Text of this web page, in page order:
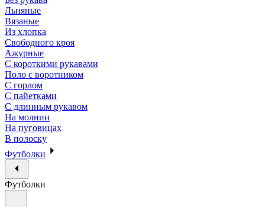
Льняные
Вязаные
Из хлопка
Свободного кроя
Ажурные
С короткими рукавами
Поло с воротником
С горлом
С пайетками
С длинным рукавом
На молнии
На пуговицах
В полоску
Футболки
Футболки